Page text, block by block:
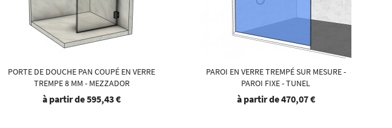
PORTE DE DOUCHE PAN COUPÉ EN VERRE
TREMPE 8 MM - MEZZADOR
à partir de595,43 €
PAROI EN VERRE TREMPÉ SUR MESURE -
PAROI FIXE - TUNEL
à partir de470,07 €